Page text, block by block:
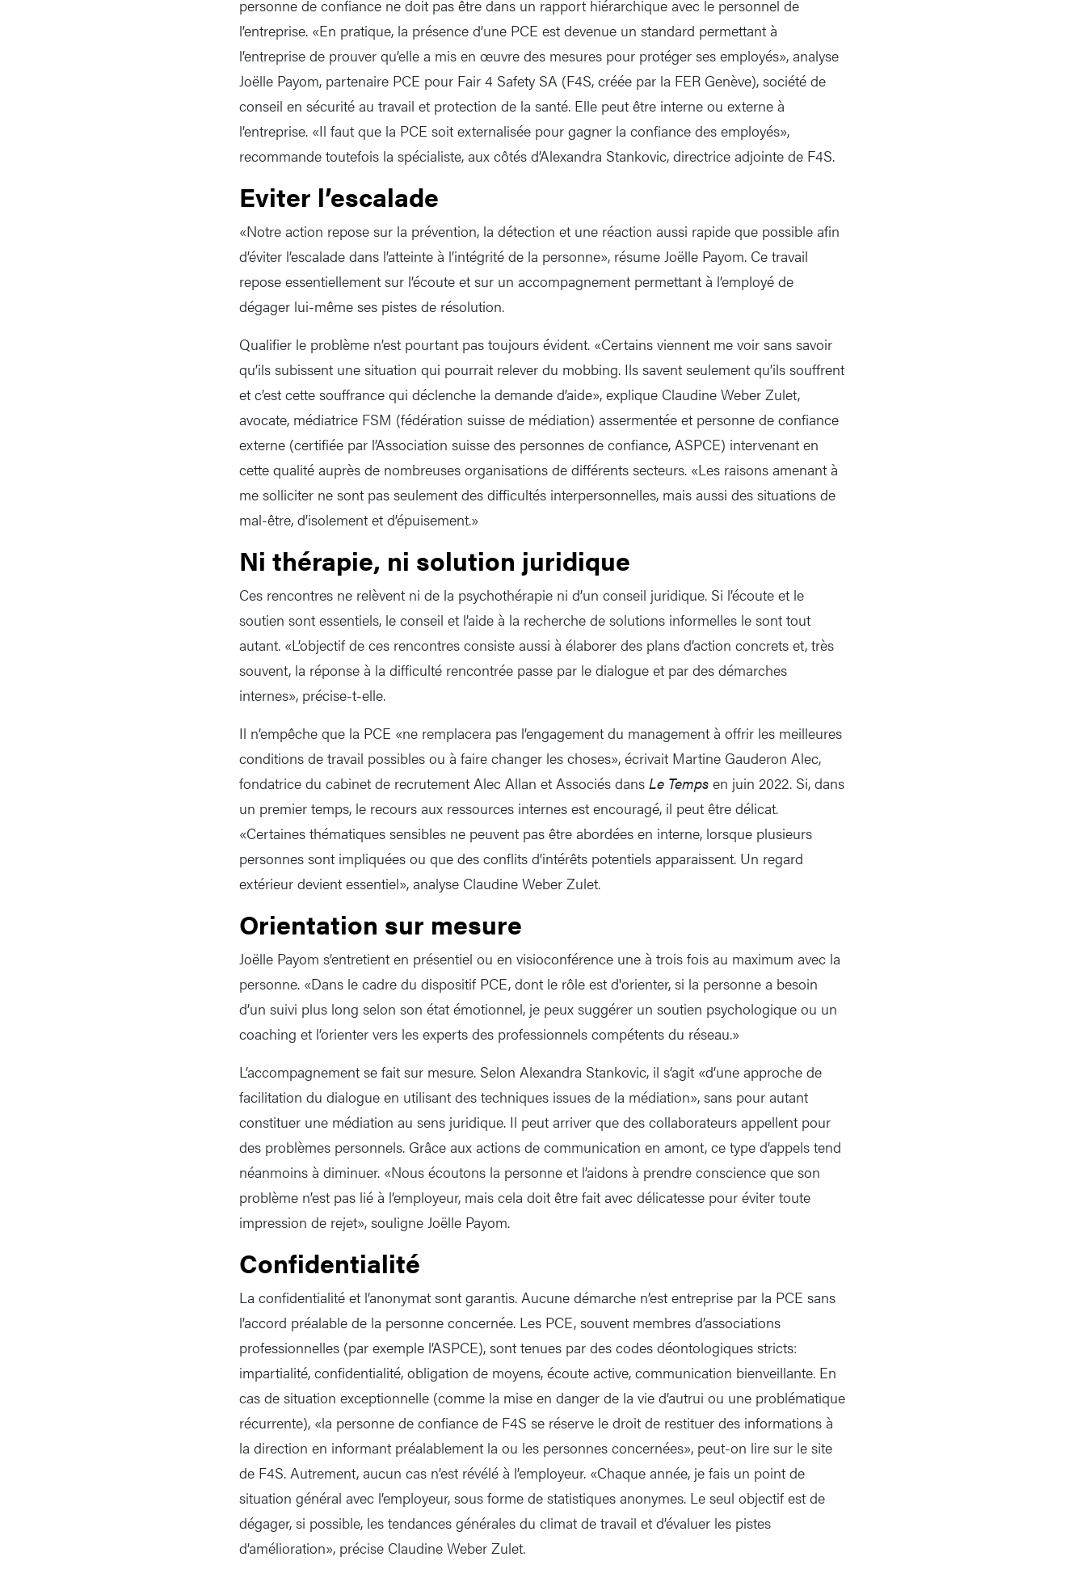
personne de confiance ne doit pas être dans un rapport hiérarchique avec le personnel de
l’entreprise. «En pratique, la présence d’une PCE est devenue un standard permettant à
l’entreprise de prouver qu’elle a mis en œuvre des mesures pour protéger ses employés», analyse
Joëlle Payom, partenaire PCE pour Fair 4 Safety SA (F4S, créée par la FER Genève), société de
conseil en sécurité au travail et protection de la santé. Elle peut être interne ou externe à
l’entreprise. «Il faut que la PCE soit externalisée pour gagner la confiance des employés»,
recommande toutefois la spécialiste, aux côtés d’Alexandra Stankovic, directrice adjointe de F4S.
Eviter l’escalade
«Notre action repose sur la prévention, la détection et une réaction aussi rapide que possible afin
d’éviter l’escalade dans l’atteinte à l’intégrité de la personne», résume Joëlle Payom. Ce travail
repose essentiellement sur l’écoute et sur un accompagnement permettant à l’employé de
dégager lui-même ses pistes de résolution.
Qualifier le problème n’est pourtant pas toujours évident. «Certains viennent me voir sans savoir
qu’ils subissent une situation qui pourrait relever du mobbing. Ils savent seulement qu’ils souffrent
et c’est cette souffrance qui déclenche la demande d’aide», explique Claudine Weber Zulet,
avocate, médiatrice FSM (fédération suisse de médiation) assermentée et personne de confiance
externe (certifiée par l’Association suisse des personnes de confiance, ASPCE) intervenant en
cette qualité auprès de nombreuses organisations de différents secteurs. «Les raisons amenant à
me solliciter ne sont pas seulement des difficultés interpersonnelles, mais aussi des situations de
mal-être, d’isolement et d’épuisement.»
Ni thérapie, ni solution juridique
Ces rencontres ne relèvent ni de la psychothérapie ni d’un conseil juridique. Si l’écoute et le
soutien sont essentiels, le conseil et l’aide à la recherche de solutions informelles le sont tout
autant. «L’objectif de ces rencontres consiste aussi à élaborer des plans d’action concrets et, très
souvent, la réponse à la difficulté rencontrée passe par le dialogue et par des démarches
internes», précise-t-elle.
Il n’empêche que la PCE «ne remplacera pas l’engagement du management à offrir les meilleures
conditions de travail possibles ou à faire changer les choses», écrivait Martine Gauderon Alec,
fondatrice du cabinet de recrutement Alec Allan et Associés dans Le Temps en juin 2022. Si, dans
un premier temps, le recours aux ressources internes est encouragé, il peut être délicat.
«Certaines thématiques sensibles ne peuvent pas être abordées en interne, lorsque plusieurs
personnes sont impliquées ou que des conflits d’intérêts potentiels apparaissent. Un regard
extérieur devient essentiel», analyse Claudine Weber Zulet.
Orientation sur mesure
Joëlle Payom s’entretient en présentiel ou en visioconférence une à trois fois au maximum avec la
personne. «Dans le cadre du dispositif PCE, dont le rôle est d'orienter, si la personne a besoin
d’un suivi plus long selon son état émotionnel, je peux suggérer un soutien psychologique ou un
coaching et l’orienter vers les experts des professionnels compétents du réseau.»
L’accompagnement se fait sur mesure. Selon Alexandra Stankovic, il s’agit «d’une approche de
facilitation du dialogue en utilisant des techniques issues de la médiation», sans pour autant
constituer une médiation au sens juridique. Il peut arriver que des collaborateurs appellent pour
des problèmes personnels. Grâce aux actions de communication en amont, ce type d’appels tend
néanmoins à diminuer. «Nous écoutons la personne et l’aidons à prendre conscience que son
problème n’est pas lié à l’employeur, mais cela doit être fait avec délicatesse pour éviter toute
impression de rejet», souligne Joëlle Payom.
Confidentialité
La confidentialité et l’anonymat sont garantis. Aucune démarche n’est entreprise par la PCE sans
l’accord préalable de la personne concernée. Les PCE, souvent membres d’associations
professionnelles (par exemple l’ASPCE), sont tenues par des codes déontologiques stricts:
impartialité, confidentialité, obligation de moyens, écoute active, communication bienveillante. En
cas de situation exceptionnelle (comme la mise en danger de la vie d’autrui ou une problématique
récurrente), «la personne de confiance de F4S se réserve le droit de restituer des informations à
la direction en informant préalablement la ou les personnes concernées», peut-on lire sur le site
de F4S. Autrement, aucun cas n’est révélé à l’employeur. «Chaque année, je fais un point de
situation général avec l’employeur, sous forme de statistiques anonymes. Le seul objectif est de
dégager, si possible, les tendances générales du climat de travail et d’évaluer les pistes
d’amélioration», précise Claudine Weber Zulet.